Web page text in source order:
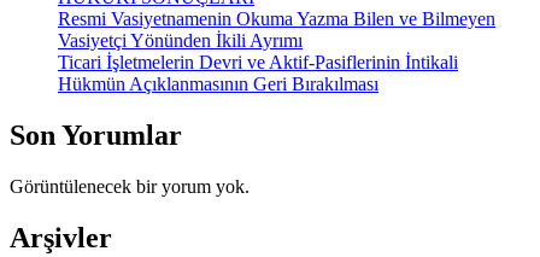
Resmi Vasiyetnamenin Okuma Yazma Bilen ve Bilmeyen
Vasiyetçi Yönünden İkili Ayrımı
Ticari İşletmelerin Devri ve Aktif-Pasiflerinin İntikali
Hükmün Açıklanmasının Geri Bırakılması
Son Yorumlar
Görüntülenecek bir yorum yok.
Arşivler